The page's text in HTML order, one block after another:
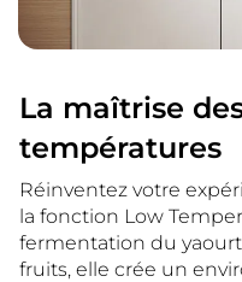
La maîtrise
températures
Réinventez votre
la fonction Low
fermentation du
fruits, elle crée un